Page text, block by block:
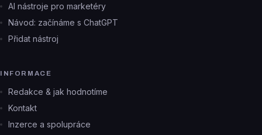
AI nástroje pro marketéry
Návod: začínáme s ChatGPT
Přidat nástroj
INFORMACE
Redakce & jak hodnotíme
Kontakt
Inzerce a spolupráce